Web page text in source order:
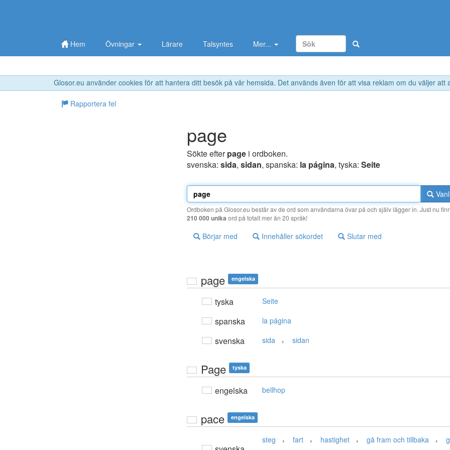
Glosor.eu använder cookies för att hantera ditt besök på vår hemsida. Det används även för att visa reklam om du väljer
Hem Övningar Lärare Talsyntes Mer...
Rapportera fel
page
Sökte efterpage i ordboken.
svenska: sida, sidan, spanska: la página, tyska: Seite
Ordboken på Glosor.eu består av de ord som användarna övar på och själv lägger in. Just nu
210 000 unika ord på totalt mer än 20 språk!
Börjar med Innehåller sökordet Slutar med
page engelska
tyska Seite
spanska la página
svenska sida , sidan
Page tyska
engelska bellhop
pace engelska
steg , fart , hastighet , gå fram och tillbaka ,